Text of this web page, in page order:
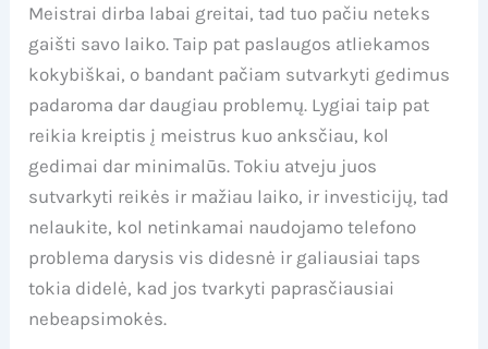
Meistrai dirba labai greitai, tad tuo pačiu neteks
gaišti savo laiko. Taip pat paslaugos atliekamos
kokybiškai, o bandant pačiam sutvarkyti gedimus
padaroma dar daugiau problemų. Lygiai taip pat
reikia kreiptis į meistrus kuo anksčiau, kol
gedimai dar minimalūs. Tokiu atveju juos
sutvarkyti reikės ir mažiau laiko, ir investicijų, tad
nelaukite, kol netinkamai naudojamo telefono
problema darysis vis didesnė ir galiausiai taps
tokia didelė, kad jos tvarkyti paprasčiausiai
nebeapsimokės.